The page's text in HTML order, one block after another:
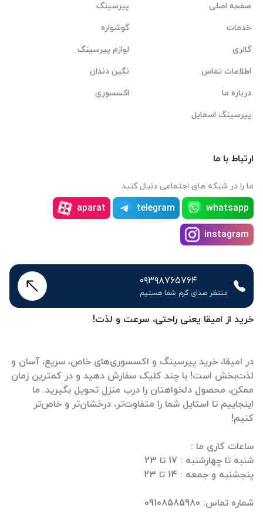
خرید از امیقا یعنی راحتی، سرعت و لذت!
در امیقا، خرید پیرسینگ و اکسسوری‌های خاص، سریع، آسان و
لذت‌بخش است! با چند کلیک سفارش دهید و در کمترین زمان
ممکن، محصول دلخواهتان را درب منزل تحویل بگیرید. ما
اینجاییم تا استایل شما را متفاوت‌تر، درخشان‌تر و خاص‌تر
صفحه اصلی
خدمات
گالری
اطلاعات تماس
درباره ما
پیرسینگ اسمایل
پیرسینگ
گوشواره
لوازم پیرسینگ
نگین دندان
اکسسوری
ارتباط با ما
ما را در شبکه های اجتماعی دنبال کنید
whatsapp
telegram
aparat
instagram
۰۹۳۹۸۷۶۵۷۶۴
منتظر صدای گرم شما هستیم